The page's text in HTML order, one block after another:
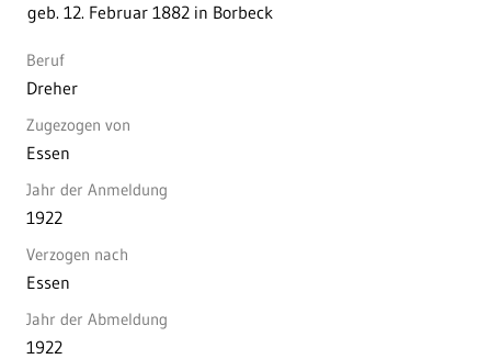
geb. 12. Februar 1882 in Borbeck
Beruf
Dreher
Zugezogen von
Essen
Jahr der Anmeldung
1922
Verzogen nach
Essen
Jahr der Abmeldung
1922